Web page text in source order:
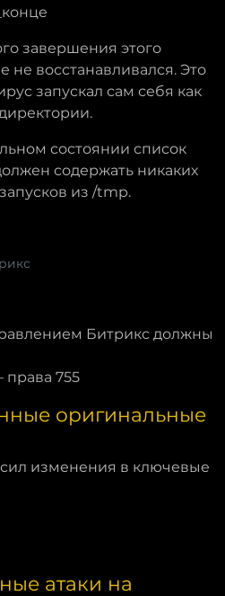
завершения этого
не восстанавливался. Это
запускал сам себя как
состоянии список
содержать никаких
из /tmp.
Битрикс должны
755
оригинальные
изменения в ключевые
атаки на